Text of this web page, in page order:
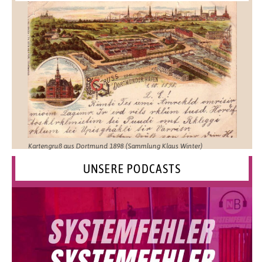
Kartengruß aus Dortmund 1898 (Sammlung Klaus Winter)
UNSERE PODCASTS